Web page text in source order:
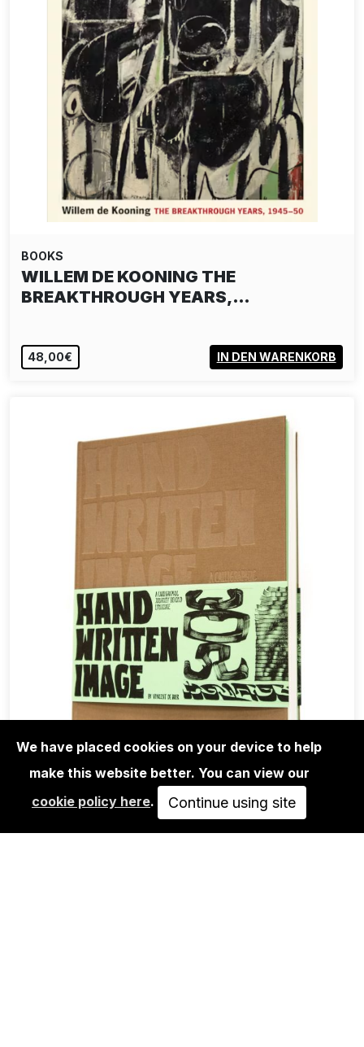
BOOKS
WILLEM DE KOONING THE
BREAKTHROUGH YEARS,…
48,00€ IN DEN WARENKORB
VINCENT DE BOER: HAND WRITTEN
IMAGE - A CALLIGRAPHIC…
We have placed cookies on your device to help
make this website better. You can view our
cookie policy here. Continue using site